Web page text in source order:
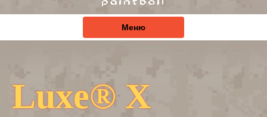
Меню
Luxe® X